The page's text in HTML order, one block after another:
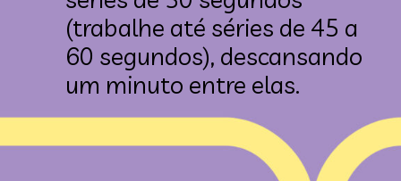
(trabalhe até séries de 45 a
60 segundos), descansando
um minuto entre elas.